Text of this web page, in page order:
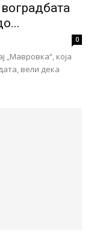
0
„Мавровка“, која
вели дека